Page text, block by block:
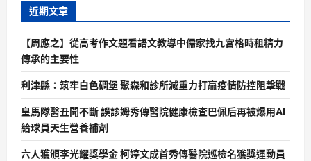
近期文章
【周應之】從高考作文題看語文教導中儒家找九宮格時租精力
傳承的主要性
利津縣：筑牢白色碉堡 聚森和診所減重力打贏疫情防控阻擊戰
皇馬隊醫丑聞不斷 誤診姆秀傳醫院健康檢查巴佩后再被爆用AI
給球員天生營養補劑
六人獲頒李光耀獎學金 柯婷文成首秀傳醫院巡檢名獲獎運動員